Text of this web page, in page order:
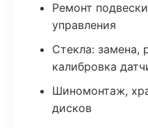
Ремонт
управления
Стекла: замена,
калибровка
Шиномонтаж,
дисков